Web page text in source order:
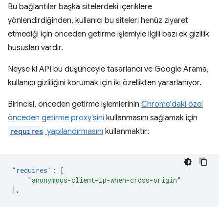
Bu bağlantılar başka sitelerdeki içeriklere
yönlendirdiğinden, kullanıcı bu siteleri henüz ziyaret
etmediği için önceden getirme işlemiyle ilgili bazı ek gizlilik
hususları vardır.
Neyse ki API bu düşünceyle tasarlandı ve Google Arama,
kullanıcı gizliliğini korumak için iki özellikten yararlanıyor.
Birincisi, önceden getirme işlemlerinin Chrome'daki özel
önceden getirme proxy'sini kullanmasını sağlamak için
requires yapılandırmasını kullanmaktır:
"requires" :
[
"anonymous-client-ip-when-cross-origin"
],